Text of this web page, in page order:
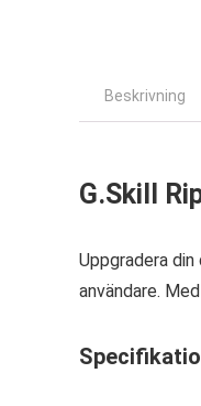
Beskrivning
G.Skill
Uppgradera
användare.